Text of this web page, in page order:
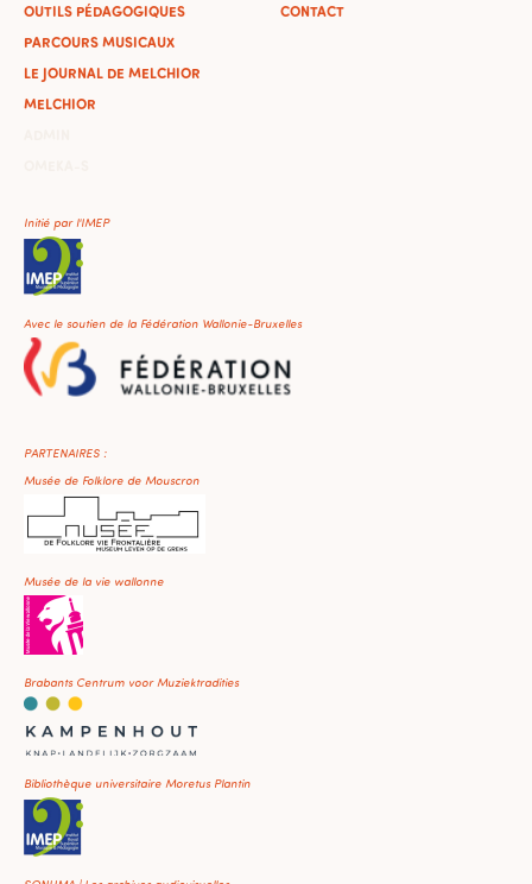
OUTILS PÉDAGOGIQUES
PARCOURS MUSICAUX
LE JOURNAL DE MELCHIOR
MELCHIOR
CONTACT
Initié par l'IMEP
Avec le soutien de la Fédération Wallonie-Bruxelles
PARTENAIRES :
Musée de Folklore de Mouscron
Musée de la vie wallonne
Brabants Centrum voor Muziektradities
Bibliothèque universitaire Moretus Plantin